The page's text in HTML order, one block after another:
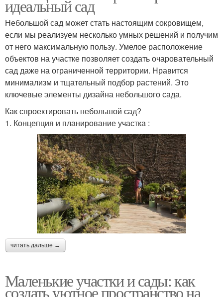
идеальный сад
Небольшой сад может стать настоящим сокровищем,
если мы реализуем несколько умных решений и получим
от него максимальную пользу. Умелое расположение
объектов на участке позволяет создать очаровательный
сад даже на ограниченной территории. Нравится
минимализм и тщательный подбор растений. Это
ключевые элементы дизайна небольшого сада.
Как спроектировать небольшой сад?
1. Концепция и планирование участка :
читать дальше →
Маленькие участки и сады: как
создать уютное пространство на